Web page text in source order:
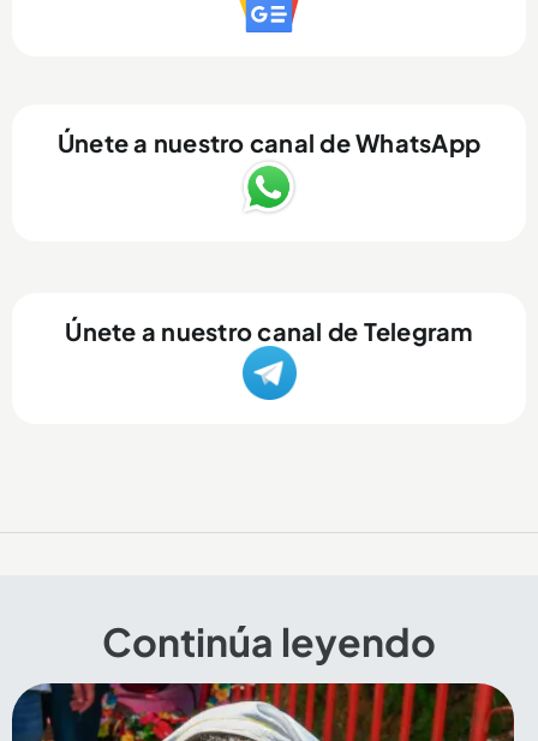
Únete a nuestro canal de WhatsApp
Únete a nuestro canal de Telegram
Continúa leyendo